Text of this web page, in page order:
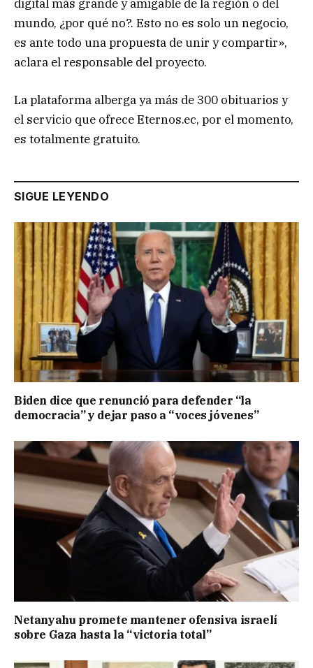
digital más grande y amigable de la región o del
mundo, ¿por qué no?. Esto no es solo un negocio,
es ante todo una propuesta de unir y compartir»,
aclara el responsable del proyecto.
La plataforma alberga ya más de 300 obituarios y
el servicio que ofrece Eternos.ec, por el momento,
es totalmente gratuito.
SIGUE LEYENDO
Biden dice que renunció para defender “la
democracia” y dejar paso a “voces jóvenes”
Netanyahu promete mantener ofensiva israelí
sobre Gaza hasta la “victoria total”